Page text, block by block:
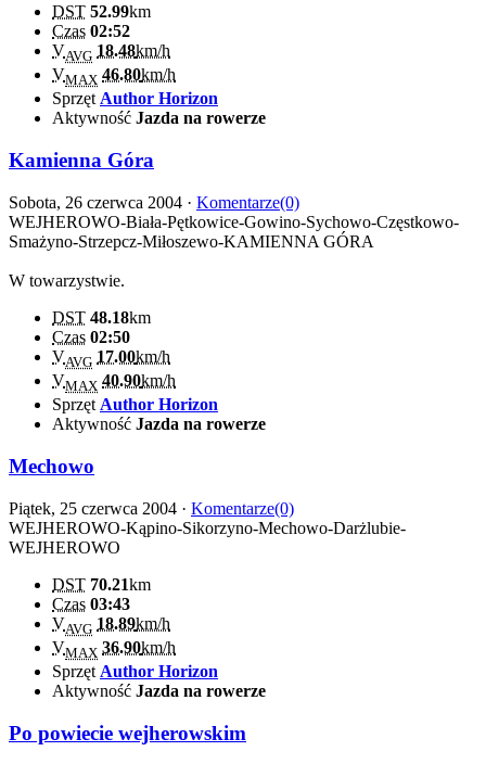
DST 52.99km
Czas 02:52
VAVG 18.48km/h
VMAX 46.80km/h
Sprzęt Author Horizon
Aktywność Jazda na rowerze
Kamienna Góra
Sobota, 26 czerwca 2004 · Komentarze(0)
WEJHEROWO-Biała-Pętkowice-Gowino-Sychowo-Częstkowo-
Smażyno-Strzepcz-Miłoszewo-KAMIENNA GÓRA
W towarzystwie.
DST 48.18km
Czas 02:50
VAVG 17.00km/h
VMAX 40.90km/h
Sprzęt Author Horizon
Aktywność Jazda na rowerze
Mechowo
Piątek, 25 czerwca 2004 · Komentarze(0)
WEJHEROWO-Kąpino-Sikorzyno-Mechowo-Darżlubie-
WEJHEROWO
DST 70.21km
Czas 03:43
VAVG 18.89km/h
VMAX 36.90km/h
Sprzęt Author Horizon
Aktywność Jazda na rowerze
Po powiecie wejherowskim